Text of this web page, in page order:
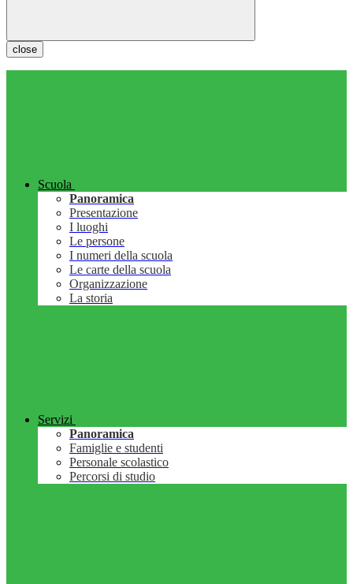
close
Scuola
Panoramica
Presentazione
I luoghi
Le persone
I numeri della scuola
Le carte della scuola
Organizzazione
La storia
Servizi
Panoramica
Famiglie e studenti
Personale scolastico
Percorsi di studio